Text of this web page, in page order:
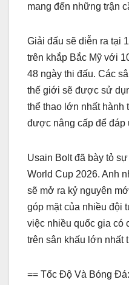
mang đến những trận
Giải đấu sẽ diễn ra tại
trên khắp Bắc Mỹ với
48 ngày thi đấu. Các
thế giới sẽ được sử
thể thao lớn nhất hành
được nâng cấp để đáp
Usain Bolt đã bày tỏ
World Cup 2026. Anh
sẽ mở ra kỷ nguyên
góp mặt của nhiều đội
việc nhiều quốc gia có
trên sân khấu lớn nhất
== Tốc Độ Và Bóng